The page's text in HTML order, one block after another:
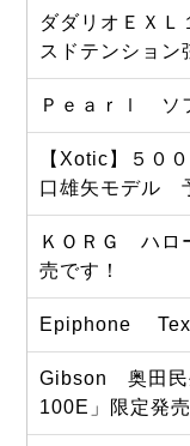
ダダリオＥＸ
スドテンション
Ｐｅａｒｌ ソ
【Xotic】５
口雄矢モデル
ＫＯＲＧ ハロ
売です！
Epiphone
Gibson 奥田民
100E」限定発売